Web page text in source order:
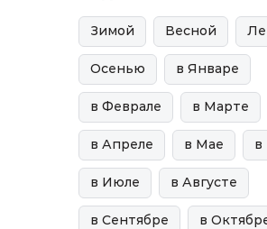
Зимой Весной
Осенью в Январе
в Феврале в Марте
в Апреле в Мае в
в Июле в Августе
в Сентябре в